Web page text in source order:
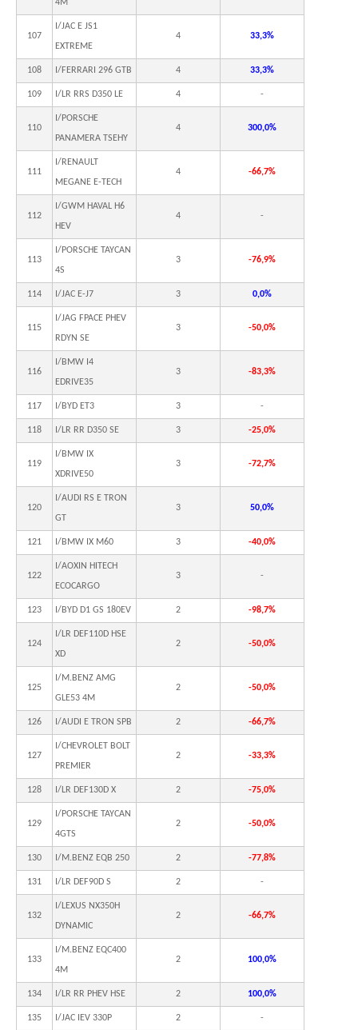
4M
107
I/JAC E JS1
EXTREME
4 33,3%
108 I/FERRARI 296 GTB 4 33,3%
109 I/LR RRS D350 LE 4 -
110
I/PORSCHE
PANAMERA TSEHY
4 300,0%
111
I/RENAULT
MEGANE E-TECH
4 -66,7%
112
I/GWM HAVAL H6
HEV
4 -
113
I/PORSCHE TAYCAN
4S
3 -76,9%
114 I/JAC E-J7 3 0,0%
115
I/JAG FPACE PHEV
RDYN SE
3 -50,0%
116
I/BMW I4
EDRIVE35
3 -83,3%
117 I/BYD ET3 3 -
118 I/LR RR D350 SE 3 -25,0%
119
I/BMW IX
XDRIVE50
3 -72,7%
120
I/AUDI RS E TRON
GT
3 50,0%
121 I/BMW IX M60 3 -40,0%
122
I/AOXIN HITECH
ECOCARGO
3 -
123 I/BYD D1 GS 180EV 2 -98,7%
124
I/LR DEF110D HSE
XD
2 -50,0%
125
I/M.BENZ AMG
GLE53 4M
2 -50,0%
126 I/AUDI E TRON SPB 2 -66,7%
127
I/CHEVROLET BOLT
PREMIER
2 -33,3%
128 I/LR DEF130D X 2 -75,0%
129
I/PORSCHE TAYCAN
4GTS
2 -50,0%
130 I/M.BENZ EQB 250 2 -77,8%
131 I/LR DEF90D S 2 -
132
I/LEXUS NX350H
DYNAMIC
2 -66,7%
133
I/M.BENZ EQC400
4M
2 100,0%
134 I/LR RR PHEV HSE 2 100,0%
135 I/JAC IEV 330P 2 -